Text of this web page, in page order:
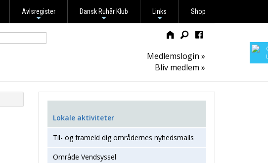
Avlsregister Dansk Ruhår Klub Links Shop
Medlemslogin »
Bliv medlem »
Lokale aktiviteter
Til- og frameld dig områdernes nyhedsmails
Område Vendsyssel